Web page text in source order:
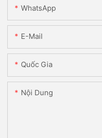
WhatsApp
E-Mail
Quốc Gia
Nội Dung